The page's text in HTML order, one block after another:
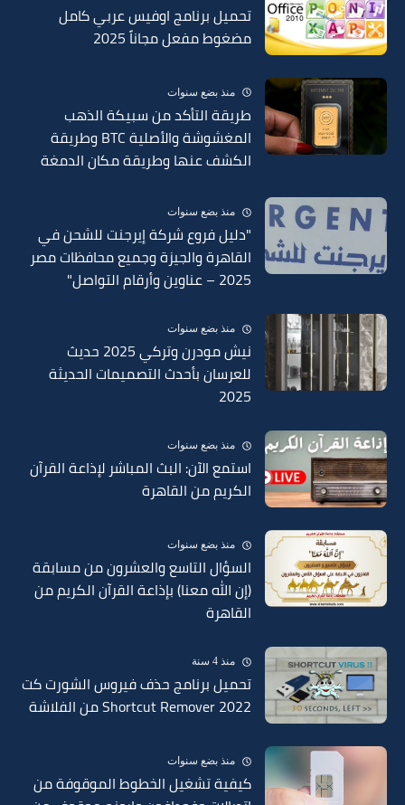
تحميل برنامج اوفيس عربي كامل
مضغوط مفعل مجاناً 2025
منذ بضع سنوات
طريقة التأكد من سبيكة الذهب
المغشوشة والأصلية BTC وطريقة
الكشف عنها وطريقة مكان الدمغة
منذ بضع سنوات
"دليل فروع شركة إيرجنت للشحن في
القاهرة والجيزة وجميع محافظات مصر
2025 – عناوين وأرقام التواصل"
منذ بضع سنوات
نيش مودرن وتركي 2025 حديث
للعرسان بأحدث التصميمات الحديثة
2025
منذ بضع سنوات
استمع الآن: البث المباشر لإذاعة القرآن
الكريم من القاهرة
منذ بضع سنوات
السؤال التاسع والعشرون من مسابقة
(إن الله معنا) بإذاعة القرآن الكريم من
القاهرة
منذ 4 سنة
تحميل برنامج حذف فيروس الشورت كت
Shortcut Remover 2022 من الفلاشة
منذ بضع سنوات
كيفية تشغيل الخطوط الموقوفة من